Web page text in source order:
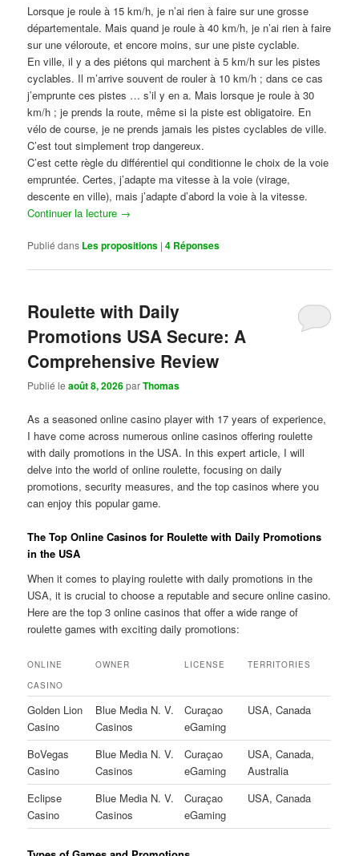
Lorsque je roule à 15 km/h, je n’ai rien à faire sur une grosse
départementale. Mais quand je roule à 40 km/h, je n’ai rien à faire
sur une véloroute, et encore moins, sur une piste cyclable.
En ville, il y a des piétons qui marchent à 5 km/h sur les pistes
cyclables. Il m’arrive souvent de rouler à 10 km/h ; dans ce cas
j’emprunte ces pistes … s’il y en a. Mais lorsque je roule à 30
km/h ; je prends la route, même si la piste est obligatoire. En
vélo de course, je ne prends jamais les pistes cyclables de ville.
C’est tout simplement trop dangereux.
C’est cette règle du différentiel qui conditionne le choix de la voie
empruntée. Certes, j’adapte ma vitesse à la voie (virage,
descente en ville), mais j’adapte d’abord la voie à la vitesse.
Continuer la lecture →
Publié dans Les propositions |4 Réponses
Roulette with Daily
Promotions USA Secure: A
Comprehensive Review
Publié leaoût 8, 2026parThomas
As a seasoned online casino player with 17 years of experience,
I have come across numerous online casinos offering roulette
with daily promotions in the USA. In this expert article, I will
delve into the world of online roulette, focusing on daily
promotions, security measures, and the top casinos where you
can enjoy this popular game.
The Top Online Casinos for Roulette with Daily Promotions
in the USA
When it comes to playing roulette with daily promotions in the
USA, it is crucial to choose a reputable and secure online casino.
Here are the top 3 online casinos that offer a wide range of
roulette games with exciting daily promotions:
ONLINE
CASINO
OWNER LICENSE TERRITORIES
Golden Lion
Casino
Blue Media N. V.
Casinos
Curaçao
eGaming
USA, Canada
BoVegas
Casino
Blue Media N. V.
Casinos
Curaçao
eGaming
USA, Canada,
Australia
Eclipse
Casino
Blue Media N. V.
Casinos
Curaçao
eGaming
USA, Canada